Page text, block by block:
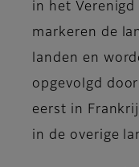
in het
markeren de
landen en
opgevolgd
eerst in
in de overige